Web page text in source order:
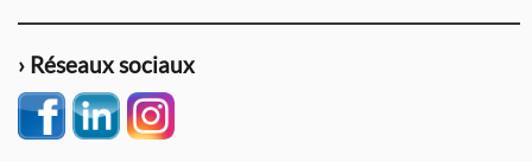
› Réseaux sociaux